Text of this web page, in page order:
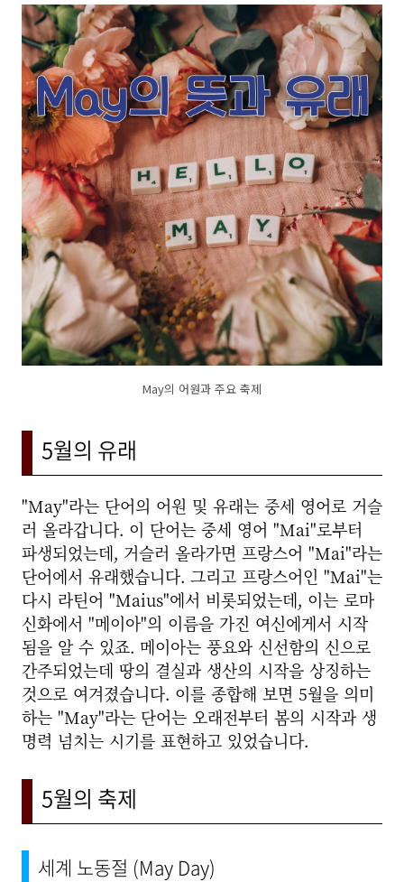
May의 어원과 주요 축제
5월의 유래
"May"라는 단어의 어원 및 유래는 중세 영어로 거슬
러 올라갑니다. 이 단어는 중세 영어 "Mai"로부터
파생되었는데, 거슬러 올라가면 프랑스어 "Mai"라는
단어에서 유래했습니다. 그리고 프랑스어인 "Mai"는
다시 라틴어 "Maius"에서 비롯되었는데, 이는 로마
신화에서 "메이아"의 이름을 가진 여신에게서 시작
됨을 알 수 있죠. 메이아는 풍요와 신선함의 신으로
간주되었는데 땅의 결실과 생산의 시작을 상징하는
것으로 여겨졌습니다. 이를 종합해 보면 5월을 의미
하는 "May"라는 단어는 오래전부터 봄의 시작과 생
명력 넘치는 시기를 표현하고 있었습니다.
5월의 축제
세계 노동절 (May Day)